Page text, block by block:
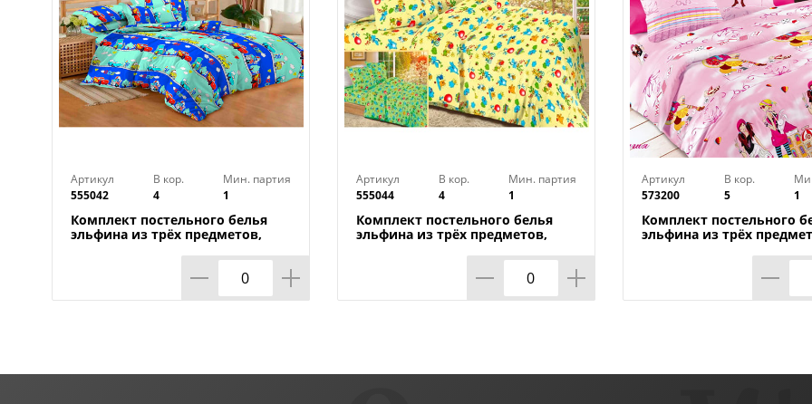
Артикул
555042
В кор.
4
Мин. партия
1
Комплект постельного белья
эльфина из трёх предметов,
Артикул
555044
В кор.
4
Мин. партия
1
Комплект постельного белья
эльфина из трёх предметов,
Артикул
573200
В кор.
5
1
Комплект постельного
эльфина из трёх